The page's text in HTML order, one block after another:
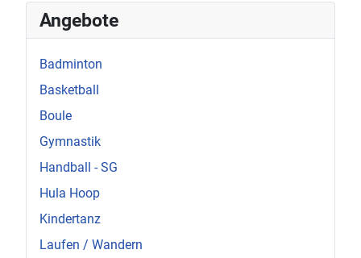
Angebote
Badminton
Basketball
Boule
Gymnastik
Handball - SG
Hula Hoop
Kindertanz
Laufen / Wandern